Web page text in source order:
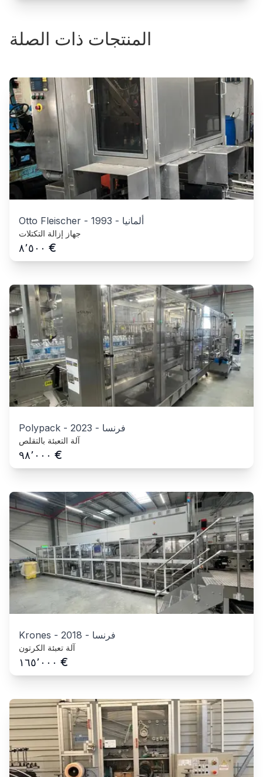
المنتجات ذات الصلة
Otto Fleischer - 1993 - ألمانيا
جهاز إزالة التكتلات
٨٬٥٠٠ €
Polypack - 2023 - فرنسا
آلة التعبئة بالتقلص
٩٨٬٠٠٠ €
Krones - 2018 - فرنسا
آلة تعبئة الكرتون
١٦٥٬٠٠٠ €